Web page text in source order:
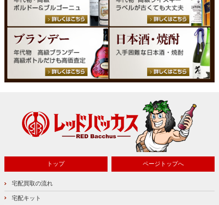
トップ ページトップへ
宅配買取の流れ
宅配キット